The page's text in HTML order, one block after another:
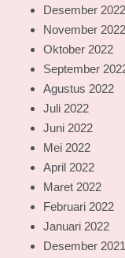
Desember 2022
November 2022
Oktober 2022
September
Agustus 2022
Juli 2022
Juni 2022
Mei 2022
April 2022
Maret 2022
Februari 2022
Januari 2022
Desember 2021